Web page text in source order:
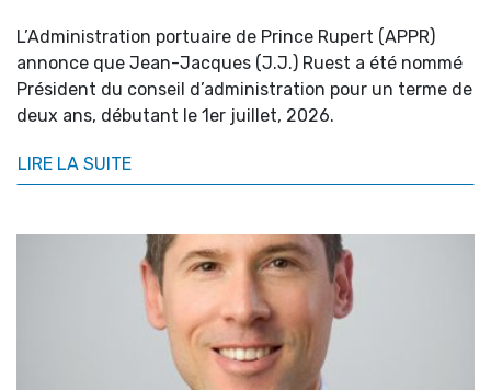
L’Administration portuaire de Prince Rupert (APPR)
annonce que Jean-Jacques (J.J.) Ruest a été nommé
Président du conseil d’administration pour un terme de
deux ans, débutant le 1er juillet, 2026.
LIRE LA SUITE